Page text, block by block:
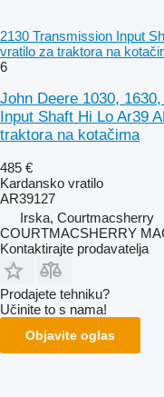
2130 Transmission Input
vratilo za traktora na
6
John Deere 1030,
Input Shaft Hi Lo Ar39
traktora na kotačima
485 €
Kardansko vratilo
AR39127
Irska, Courtmacsherry
COURTMACSHERRY
Kontaktirajte prodavatelja
Prodajete tehniku?
Učinite to s nama!
Objavite oglas